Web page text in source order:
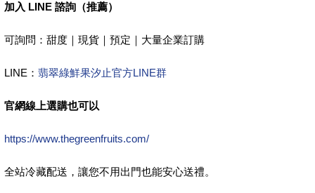
加入 LINE 諮詢（推薦）
可詢問：甜度｜現貨｜預定｜大量企業訂購
LINE： 翡翠綠鮮果汐止官方LINE群
官網線上選購也可以
https://www.thegreenfruits.com/
全站冷藏配送，讓您不用出門也能安心送禮。